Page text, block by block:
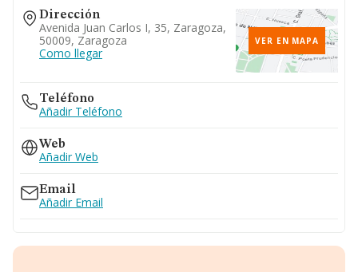
Dirección
Avenida Juan Carlos I, 35, Zaragoza,
50009, Zaragoza
Como llegar
VER EN MAPA
Teléfono
Añadir Teléfono
Web
Añadir Web
Email
Añadir Email